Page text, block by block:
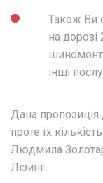
Також Ви
на дорозі
інші
Дана пропозиція
проте їх
Людмила
Лізинг.